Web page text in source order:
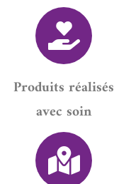
Produits réalisés
avec soin